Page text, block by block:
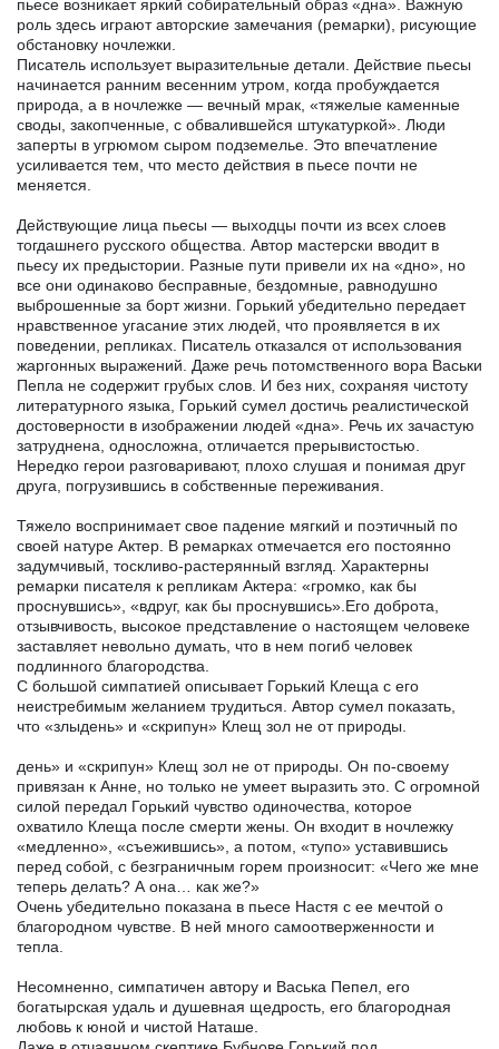
пьесе возникает яркий собирательный образ «дна». Важную
роль здесь играют авторские замечания (ремарки), рисующие
обстановку ночлежки.
Писатель использует выразительные детали. Действие пьесы
начинается ранним весенним утром, когда пробуждается
природа, а в ночлежке — вечный мрак, «тяжелые каменные
своды, закопченные, с обвалившейся штукатуркой». Люди
заперты в угрюмом сыром подземелье. Это впечатление
усиливается тем, что место действия в пьесе почти не
меняется.
Действующие лица пьесы — выходцы почти из всех слоев
тогдашнего русского общества. Автор мастерски вводит в
пьесу их предыстории. Разные пути привели их на «дно», но
все они одинаково бесправные, бездомные, равнодушно
выброшенные за борт жизни. Горький убедительно передает
нравственное угасание этих людей, что проявляется в их
поведении, репликах. Писатель отказался от использования
жаргонных выражений. Даже речь потомственного вора Васьки
Пепла не содержит грубых слов. И без них, сохраняя чистоту
литературного языка, Горький сумел достичь реалистической
достоверности в изображении людей «дна». Речь их зачастую
затруднена, односложна, отличается прерывистостью.
Нередко герои разговаривают, плохо слушая и понимая друг
друга, погрузившись в собственные переживания.
Тяжело воспринимает свое падение мягкий и поэтичный по
своей натуре Актер. В ремарках отмечается его постоянно
задумчивый, тоскливо-растерянный взгляд. Характерны
ремарки писателя к репликам Актера: «громко, как бы
проснувшись», «вдруг, как бы проснувшись».Его доброта,
отзывчивость, высокое представление о настоящем человеке
заставляет невольно думать, что в нем погиб человек
подлинного благородства.
С большой симпатией описывает Горький Клеща с его
неистребимым желанием трудиться. Автор сумел показать,
что «злыдень» и «скрипун» Клещ зол не от природы.
день» и «скрипун» Клещ зол не от природы. Он по-своему
привязан к Анне, но только не умеет выразить это. С огромной
силой передал Горький чувство одиночества, которое
охватило Клеща после смерти жены. Он входит в ночлежку
«медленно», «съежившись», а потом, «тупо» уставившись
перед собой, с безграничным горем произносит: «Чего же мне
теперь делать? А она… как же?»
Очень убедительно показана в пьесе Настя с ее мечтой о
благородном чувстве. В ней много самоотверженности и
тепла.
Несомненно, симпатичен автору и Васька Пепел, его
богатырская удаль и душевная щедрость, его благородная
любовь к юной и чистой Наташе.